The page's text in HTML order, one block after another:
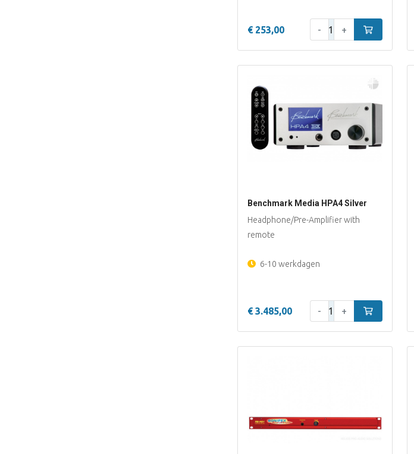
€ 253,00 Aantal:
- + In
Benchmark Media HPA4 Silver
Headphone/Pre-Amplifier with
remote
6-10 werkdagen
€ 3.485,00 Aantal:
- + In